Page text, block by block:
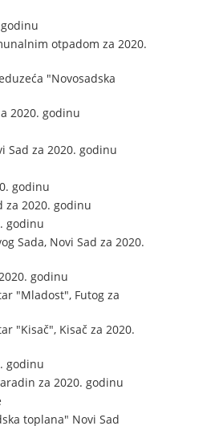
otpadom za 2020.
"Novosadska
2020. godinu
Sad za 2020. godinu
godinu
za 2020. godinu
godinu
Sada, Novi Sad za 2020.
godinu
"Mladost", Futog za
"Kisač", Kisač za 2020.
godinu
za 2020. godinu
toplana" Novi Sad